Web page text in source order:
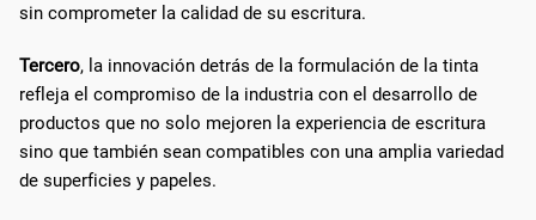
sin comprometer la calidad de su escritura.
Tercero, la innovación detrás de la formulación de la tinta
refleja el compromiso de la industria con el desarrollo de
productos que no solo mejoren la experiencia de escritura
sino que también sean compatibles con una amplia variedad
de superficies y papeles.